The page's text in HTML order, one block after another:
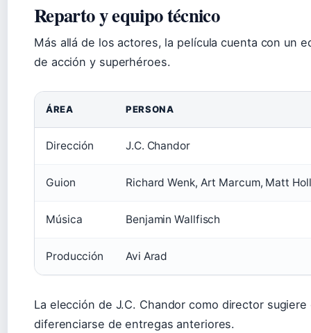
Reparto y equipo técnico
Más allá de los actores, la película cuenta con un
de acción y superhéroes.
ÁREA PERSONA
Dirección J.C. Chandor
Guion Richard Wenk, Art Marcum, Matt
Música Benjamin Wallfisch
Producción Avi Arad
La elección de J.C. Chandor como director
diferenciarse de entregas anteriores.